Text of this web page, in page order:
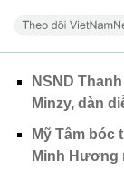
NSND
Minzy, dàn
Mỹ Tâm bóc
Minh Hương